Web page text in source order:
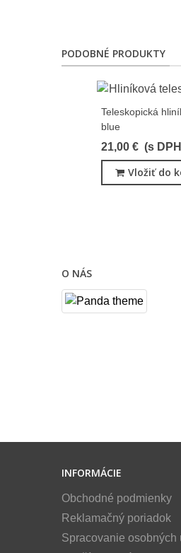
PODOBNÉ PRODUKTY
Teleskopická
blue
21,00 € (s
Vložiť do
O NÁS
INFORMÁCIE
Obchodné podmienky
Reklamačný poriadok
Spracovanie osobných